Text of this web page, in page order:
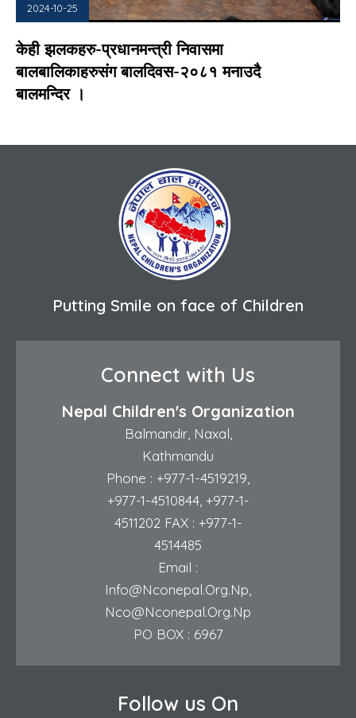
2024-10-25
केही झलकहरु-प्रधानमन्त्री निवासमा
बालबालिकाहरुसंग बालदिवस-२०८१ मनाउदै
बालमन्दिर ।
Putting Smile on face of Children
Connect with Us
Nepal Children's Organization
Balmandir, Naxal,
Kathmandu
Phone : +977-1-4519219
+977-1-4510844, +977-1-
4511202 FAX : +977-1-
4514485
Email :
Info@nconepal.org.np
Nco@nconepal.org.np
PO BOX : 6967
Follow us On